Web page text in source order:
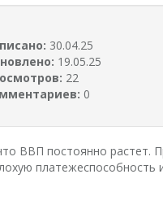
30.04.25
19.05.25
22
0
ВВП постоянно растет.
платежеспособность